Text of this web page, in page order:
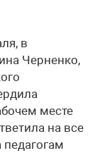
в
Черненко,
месте
на все